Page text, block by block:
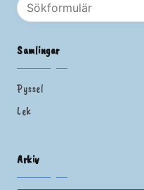
Samlingar
Pyssel
Lek
Arkiv